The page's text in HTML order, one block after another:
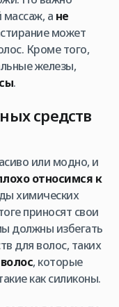
массаж, а не
может
Кроме того,
железы,
.
средств
или модно, и
относимся к
химических
приносят свои
должны избегать
для волос, таких
, которые
как силиконы.